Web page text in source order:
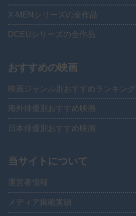
X-MENシリーズの全作品
DCEUシリーズの全作品
おすすめの映画
映画ジャンル別おすすめランキング
海外俳優別おすすめ映画
日本俳優別おすすめ映画
当サイトについて
運営者情報
メディア掲載実績